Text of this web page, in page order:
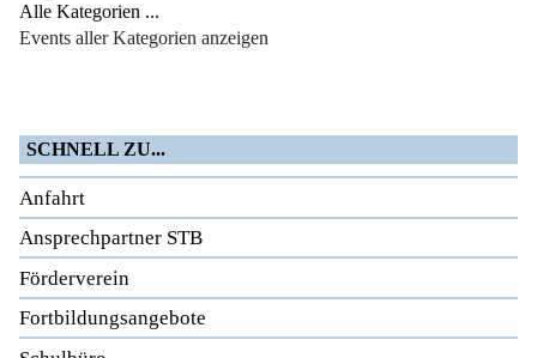
Alle Kategorien ...
Events aller Kategorien anzeigen
SCHNELL ZU...
Anfahrt
Ansprechpartner STB
Förderverein
Fortbildungsangebote